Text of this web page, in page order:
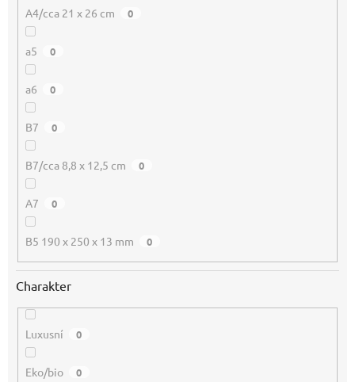
A4/cca 21 x 26 cm 0
a5 0
a6 0
B7 0
B7/cca 8,8 x 12,5 cm 0
A7 0
B5 190 x 250 x 13 mm 0
Charakter
Luxusní 0
Eko/bio 0